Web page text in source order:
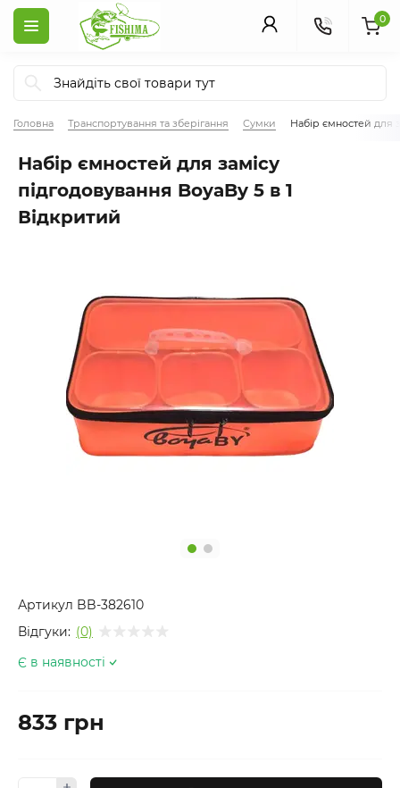
0
Головна Транспортування та зберігання Сумки Набір ємностей для
Набір ємностей для замісу
підгодовування BoyaBy 5 в 1
Відкритий
Артикул BB-382610
Відгуки: (0)
Є в наявності
833 грн